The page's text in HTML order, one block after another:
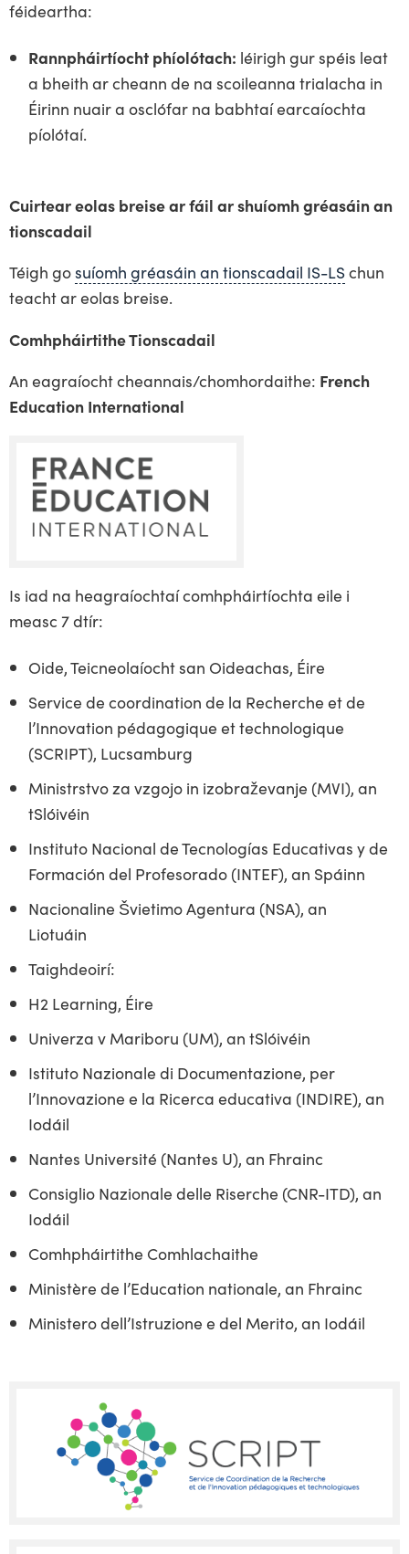
féideartha:
Rannpháirtíocht phíolótach: léirigh gur spéis leat
a bheith ar cheann de na scoileanna trialacha in
Éirinn nuair a osclófar na babhtaí earcaíochta
píolótaí.
Cuirtear eolas breise ar fáil ar shuíomh gréasáin an
tionscadail
Téigh gosuíomh gréasáin an tionscadail IS-LSchun
teacht ar eolas breise.
Comhpháirtithe Tionscadail
An eagraíocht cheannais/chomhordaithe: French
Education International
​Is iad na heagraíochtaí comhpháirtíochta eile i
measc 7 dtír:
Oide, Teicneolaíocht san Oideachas, Éire
Service de coordination de la Recherche et de
l’Innovation pédagogique et technologique
(SCRIPT), Lucsamburg
Ministrstvo za vzgojo in izobraževanje (MVI), an
tSlóivéin
Instituto Nacional de Tecnologías Educativas y de
Formación del Profesorado (INTEF), an Spáinn
Nacionaline Švietimo Agentura (NSA), an
Liotuáin
Taighdeoirí:
H2 Learning, Éire
Univerza v Mariboru (UM), an tSlóivéin
Istituto Nazionale di Documentazione, per
l’Innovazione e la Ricerca educativa (INDIRE), an
Iodáil
Nantes Université (Nantes U), an Fhrainc
Consiglio Nazionale delle Riserche (CNR-ITD), an
Iodáil
Comhpháirtithe Comhlachaithe
Ministère de l’Education nationale, an Fhrainc
Ministero dell’Istruzione e del Merito, an Iodáil